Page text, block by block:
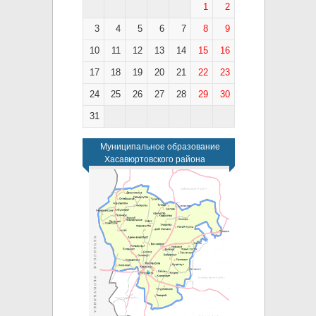
1 2
3 4 5 6 7 8 9
10 11 12 13 14 15 16
17 18 19 20 21 22 23
24 25 26 27 28 29 30
31
Муниципальное образование
Хасавюртовского района